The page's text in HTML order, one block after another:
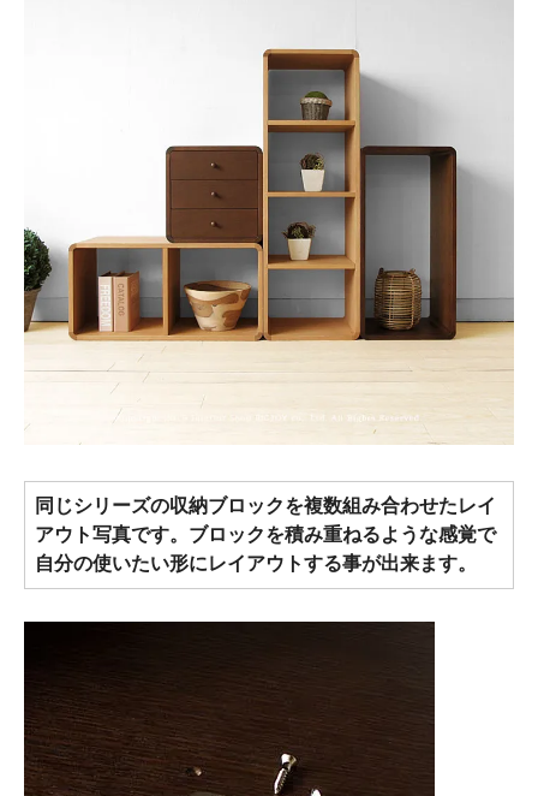
同じシリーズの収納ブロックを複数組み合わせたレイ
アウト写真です。ブロックを積み重ねるような感覚で
自分の使いたい形にレイアウトする事が出来ます。